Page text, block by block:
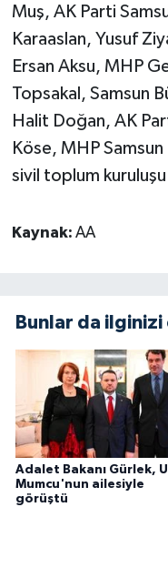
Muş, AK Parti
Karaaslan, Yusuf
Ersan Aksu, MHP
Topsakal, Samsun
Halit Doğan, AK
Köse, MHP Samsun
sivil toplum
Kaynak: AA
Bunlar da
Adalet Bakanı Gürlek,
Mumcu'nun ailesiyle
görüştü